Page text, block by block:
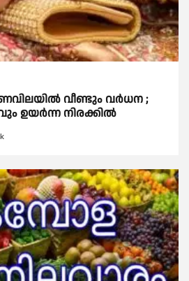
വീണ്ടും വര്‍ധന ;
ഉയര്‍ന്ന നിരക്കില്‍